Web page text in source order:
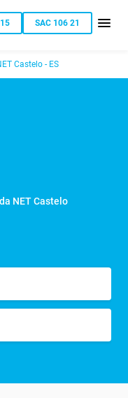
SAC 106 21
Castelo - ES
NET Castelo